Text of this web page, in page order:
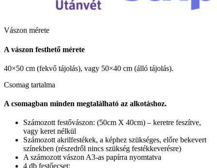
Vászon mérete
A vászon festhető mérete
40×50 cm (fekvő tájolás), vagy 50×40 cm (álló tájolás).
Csomag tartalma
A csomagban minden megtalálható az alkotáshoz.
Számozott festővászon: (50cm X 40cm) – keretre feszítve,
vagy keret nélkül
Számozott akrilfestékek, a képhez szükséges, előre bekevert
színekben (részedről nincs szükség festékkeverésre)
A számozott vászon A3-as papírra nyomtatva
4 db festőecset: